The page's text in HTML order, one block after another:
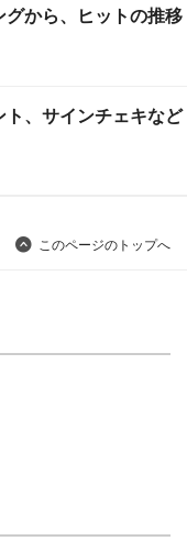
から、ヒットの推移
、サインチェキなど
このページのトップへ